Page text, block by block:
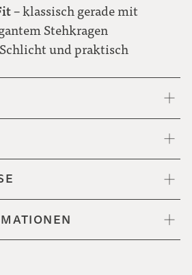
– klassisch gerade mit
Stehkragen
Schlicht und praktisch